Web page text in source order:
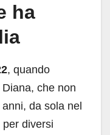
ha
, quando
che non
da sola nel
diversi